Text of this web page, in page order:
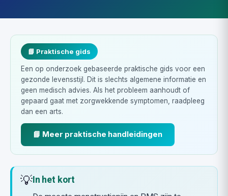
📘 Praktische gids
Een op onderzoek gebaseerde praktische gids voor een
gezonde levensstijl. Dit is slechts algemene informatie en
geen medisch advies. Als het probleem aanhoudt of
gepaard gaat met zorgwekkende symptomen, raadpleeg
dan een arts.
📘 Meer praktische handleidingen
💡In het kort